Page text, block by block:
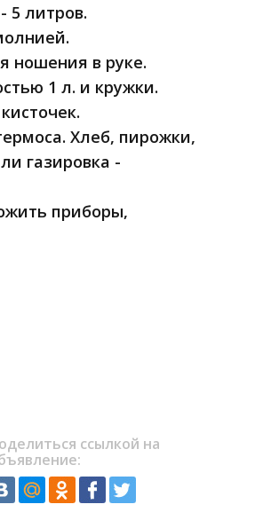
5 литров.
ношения в руке.
1 л. и кружки.
Хлеб, пирожки,
газировка -
приборы,
ссылкой на